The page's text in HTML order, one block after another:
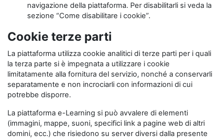
navigazione della piattaforma. Per disabilitarli si veda la
sezione “Come disabilitare i cookie”.
Cookie terze parti
La piattaforma utilizza cookie analitici di terze parti per i quali
la terza parte si è impegnata a utilizzare i cookie
limitatamente alla fornitura del servizio, nonché a conservarli
separatamente e non incrociarli con informazioni di cui
potrebbe disporre.
La piattaforma e-Learning si può avvalere di elementi
(immagini, mappe, suoni, specifici link a pagine web di altri
domini, ecc.) che risiedono su server diversi dalla presente